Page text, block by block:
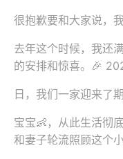
很抱歉要和大家说，
去年这个时候，我还
的安排和惊喜。🎉
日，我们一家迎来了
宝宝👶，从此生活彻
和妻子轮流照顾这个